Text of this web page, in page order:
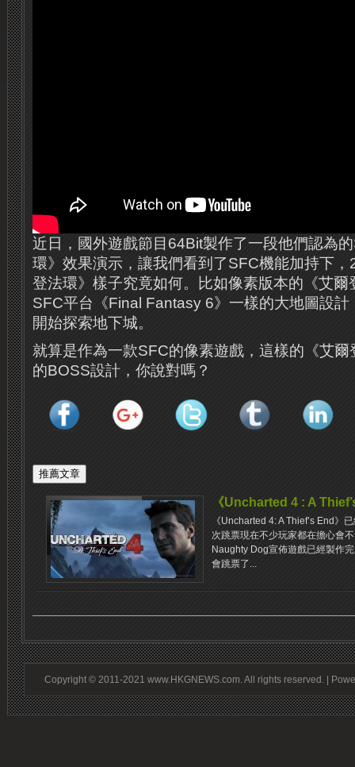
近日，國外遊戲節目64Bit製作了一段他們認為
環》效果演示，讓我們看到了SFC機能加持下
登法環》樣子究竟如何。比如像素版本的《艾爾
SFC平台《Final Fantasy 6》一樣的大地圖設計
開始探索地下城。
就算是作為一款SFC的像素遊戲，這樣的《艾
的BOSS設計，你說對嗎？
《Uncharted 4 : A
《Uncharted 4: A Thief’s End》
次跳票現在不少玩家都在擔心會
Naughty Dog宣佈遊戲已經製作
會跳票了...
Copyright © 2011-2021 www.HKGNEWS.com. All rights reserved. |